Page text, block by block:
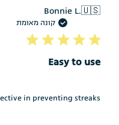
🇺🇸
Bonnie L.
קונה מאומת
Easy to use
in preventing streaks.